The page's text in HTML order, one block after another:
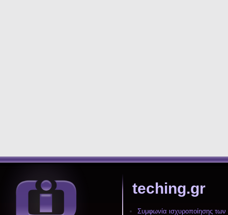
teching.gr
Συμφωνία ισχυροποίησης των